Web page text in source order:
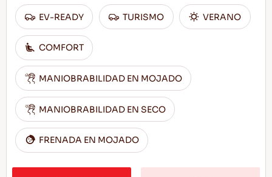
EV-READY TURISMO VERANO
COMFORT
MANIOBRABILIDAD EN MOJADO
MANIOBRABILIDAD EN SECO
FRENADA EN MOJADO